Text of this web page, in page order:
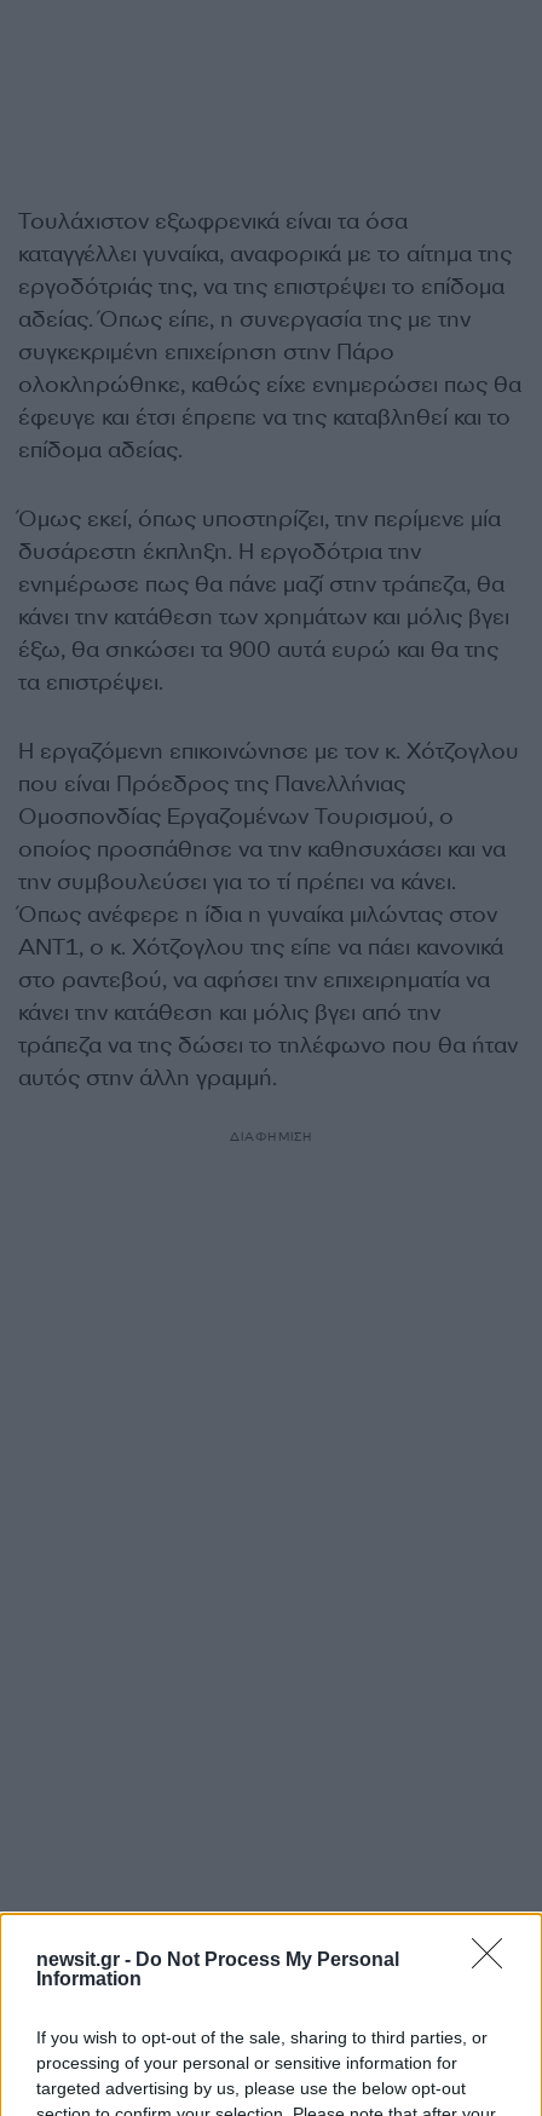
newsit.gr - Do Not Process My Personal
Information
If you wish to opt-out of the sale, sharing to third parties, or
processing of your personal or sensitive information for
targeted advertising by us, please use the below opt-out
Τουλάχιστον εξωφρενικά είναι τα όσα
καταγγέλλει γυναίκα, αναφορικά με το αίτημα της
εργοδότριάς της, να της επιστρέψει το επίδομα
αδείας. Όπως είπε, η συνεργασία της με την
συγκεκριμένη επιχείρηση στην Πάρο
ολοκληρώθηκε, καθώς είχε ενημερώσει πως θα
έφευγε και έτσι έπρεπε να της καταβληθεί και το
επίδομα αδείας.
Όμως εκεί, όπως υποστηρίζει, την περίμενε μία
δυσάρεστη έκπληξη. Η εργοδότρια την
ενημέρωσε πως θα πάνε μαζί στην τράπεζα, θα
κάνει την κατάθεση των χρημάτων και μόλις βγει
έξω, θα σηκώσει τα 900 αυτά ευρώ και θα της
τα επιστρέψει.
Η εργαζόμενη επικοινώνησε με τον κ. Χότζογλου
που είναι Πρόεδρος της Πανελλήνιας
Ομοσπονδίας Εργαζομένων Τουρισμού, ο
οποίος προσπάθησε να την καθησυχάσει και να
την συμβουλεύσει για το τί πρέπει να κάνει.
Όπως ανέφερε η ίδια η γυναίκα μιλώντας στον
ΑΝΤ1, ο κ. Χότζογλου της είπε να πάει κανονικά
στο ραντεβού, να αφήσει την επιχειρηματία να
κάνει την κατάθεση και μόλις βγει από την
τράπεζα να της δώσει το τηλέφωνο που θα ήταν
αυτός στην άλλη γραμμή.
ΔΙΑΦΗΜΙΣΗ
επιχειρηματίας πήγε στην υπάλληλό της για να
χρήματα, της έδωσε το τηλέφωνο που ήταν ο
κ.Χότζογλου. Όπως εύκολα καταλαβαίνει κανείς,
την ενημέρωσε για την ιδιότητά της αλλά και για